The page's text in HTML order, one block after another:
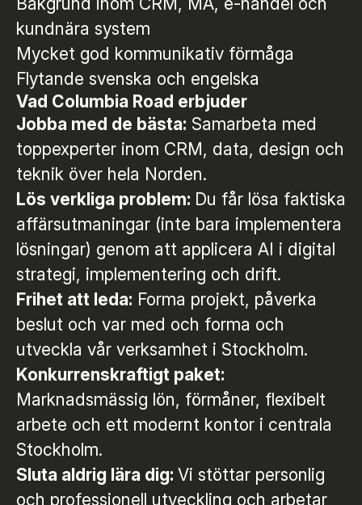
kundnära system
Mycket god kommunikativ förmåga
Flytande svenska och engelska
Vad Columbia Road erbjuder
Jobba med de bästa: Samarbeta med
toppexperter inom CRM, data, design och
teknik över hela Norden.
Lös verkliga problem: Du får lösa faktiska
affärsutmaningar (inte bara implementera
lösningar) genom att applicera AI i digital
strategi, implementering och drift.
Frihet att leda: Forma projekt, påverka
beslut och var med och forma och
utveckla vår verksamhet i Stockholm.
Konkurrenskraftigt paket:
Marknadsmässig lön, förmåner, flexibelt
arbete och ett modernt kontor i centrala
Stockholm.
Sluta aldrig lära dig: Vi stöttar personlig
och professionell utveckling och arbetar